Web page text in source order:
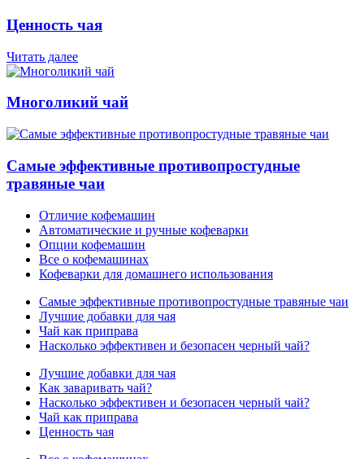
Ценность чая
Читать далее
Многоликий чай
Самые эффективные противопростудные
травяные чаи
Отличие кофемашин
Автоматические и ручные кофеварки
Опции кофемашин
Все о кофемашинах
Кофеварки для домашнего использования
Самые эффективные противопростудные травяные чаи
Лучшие добавки для чая
Чай как приправа
Насколько эффективен и безопасен черный чай?
Лучшие добавки для чая
Как заваривать чай?
Насколько эффективен и безопасен черный чай?
Чай как приправа
Ценность чая